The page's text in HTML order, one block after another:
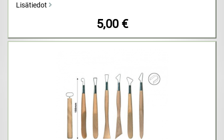
Lisätiedot
5,00 €